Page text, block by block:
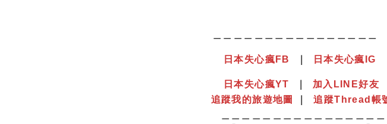
日本失心瘋 F B 日本失心瘋IG
日本失心瘋YT
加入LINE好友
追蹤我的旅遊地圖
｜追蹤Thread帳